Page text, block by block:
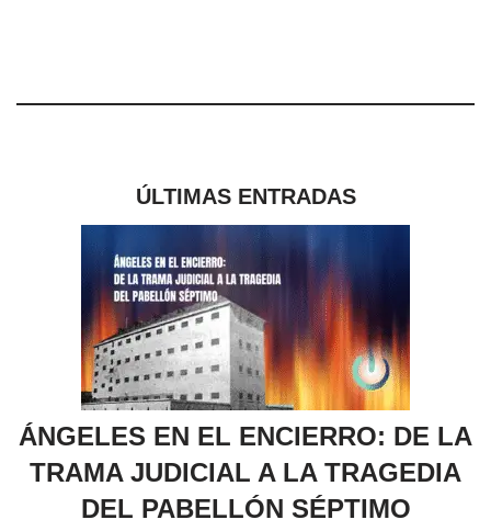
ÚLTIMAS ENTRADAS
ÁNGELES EN EL ENCIERRO: DE LA
TRAMA JUDICIAL A LA TRAGEDIA
DEL PABELLÓN SÉPTIMO